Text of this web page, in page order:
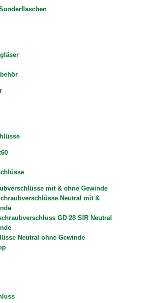
mit & ohne Gewinde
Neutral mit &
GD 28 SIR Neutral
Neutral ohne Gewinde